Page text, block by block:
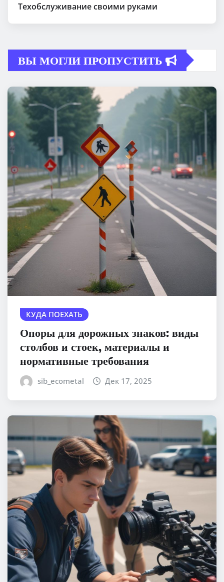
Техобслуживание своими руками
ВЫ МОГЛИ ПРОПУСТИТЬ
КУДА ПОЕХАТЬ
Опоры для дорожных знаков: виды
столбов и стоек, материалы и
нормативные требования
sib_ecometal Дек 17, 2025